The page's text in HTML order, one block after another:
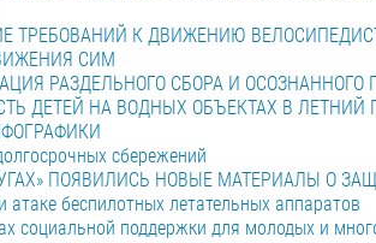
ТРЕБОВАНИЙ К ДВИЖЕНИЮ
СИМ
РАЗДЕЛЬНОГО СБОРА И ОСОЗНАННОГО
ДЕТЕЙ НА ВОДНЫХ ОБЪЕКТАХ В ЛЕТНИЙ
сбережений
ПОЯВИЛИСЬ НОВЫЕ МАТЕРИАЛЫ О
атаке беспилотных летательных аппаратов
социальной поддержки для молодых и